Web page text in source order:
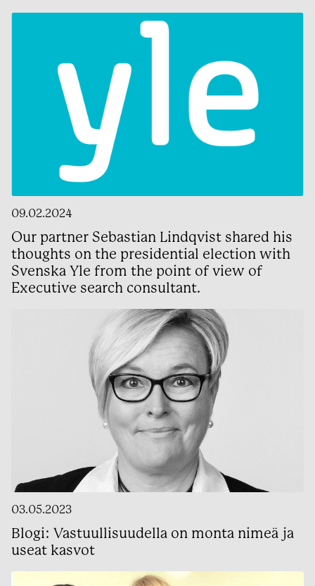
09.02.2024
Our partner Sebastian Lindqvist shared his
thoughts on the presidential election with
Svenska Yle from the point of view of
Executive search consultant.
03.05.2023
Blogi: Vastuullisuudella on monta nimeä ja
useat kasvot